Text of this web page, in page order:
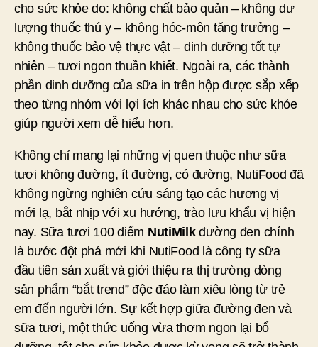
cho sức khỏe do: không chất bảo quản – không dư
lượng thuốc thú y – không hóc-môn tăng trưởng –
không thuốc bảo vệ thực vật – dinh dưỡng tốt tự
nhiên – tươi ngon thuần khiết. Ngoài ra, các thành
phần dinh dưỡng của sữa in trên hộp được sắp xếp
theo từng nhóm với lợi ích khác nhau cho sức khỏe
giúp người xem dễ hiểu hơn.
Không chỉ mang lại những vị quen thuộc như sữa
tươi không đường, ít đường, có đường, NutiFood đã
không ngừng nghiên cứu sáng tạo các hương vị
mới lạ, bắt nhịp với xu hướng, trào lưu khẩu vị hiện
nay. Sữa tươi 100 điểm NutiMilkđường đen chính
là bước đột phá mới khi NutiFood là công ty sữa
đầu tiên sản xuất và giới thiệu ra thị trường dòng
sản phẩm “bắt trend” độc đáo làm xiêu lòng từ trẻ
em đến người lớn. Sự kết hợp giữa đường đen và
sữa tươi, một thức uống vừa thơm ngon lại bổ